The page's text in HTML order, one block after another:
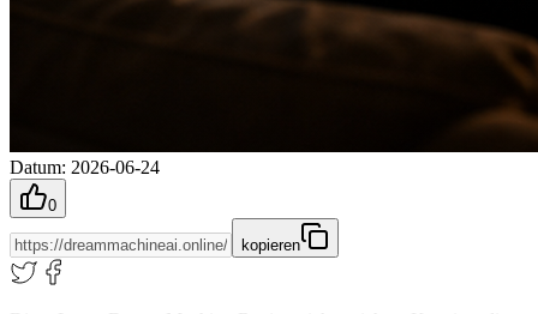
Datum: 2026-06-24
0
kopieren